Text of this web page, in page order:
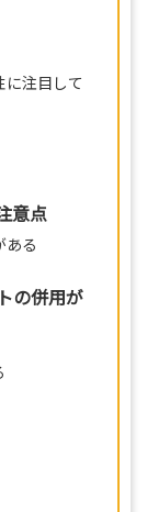
注目して
意点
ある
の併用が